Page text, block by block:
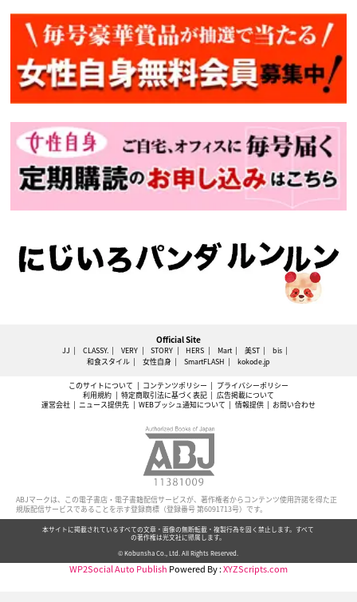
Official Site
JJ CLASSY. VERY STORY HERS Mart 美ST
bis
和食スタイル
女性自身 SmartFLASH kokode.jp
このサイトについて コンテンツポリシー
プライバシーポリシー
利用規約
特定商取引法に基づく表記
広告掲載について
運営会社
ニュース提供先 WEBプッシュ通知について 情報提供 お問い合わせ
ABJマークは、この電子書店・電子書籍配信サービスが、著作権者からコンテンツ使用許諾を得た正
規版配信サービスであることを示す登録商標（登録番号 第6091713号）です。
本サイトに掲載されているすべての文章・画像の無断転載・複製行為を固く禁止します。すべて
の著作権は光文社に帰属します。
© Kobunsha Co., Ltd. All Rights Reserved.
WP2Social Auto Publish Powered By :XYZScripts.com